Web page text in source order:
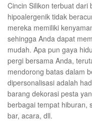
Cincin Silikon terbuat dari
hipoalergenik tidak
mereka memiliki
sehingga Anda dapat
mudah. Apa pun gaya
pergi bersama Anda,
mendorong batas dalam
dipersonalisasi adalah
barang dekorasi pesta
berbagai tempat hiburan,
bar, acara, dll.